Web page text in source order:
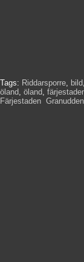
Tags: Riddarsporre, bild,
öland, öland,
Färjestaden Granudden